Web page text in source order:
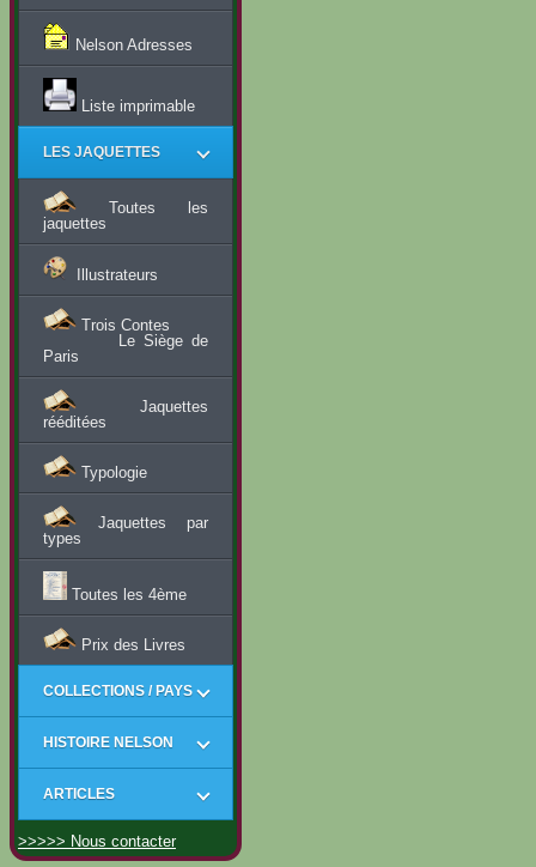
Nelson Adresses
Liste imprimable
LES JAQUETTES
Toutes les
jaquettes
Illustrateurs
Trois Contes
Le Siège de
Paris
Jaquettes
rééditées
Typologie
Jaquettes par
types
Toutes les 4ème
Prix des Livres
COLLECTIONS / PAYS
HISTOIRE NELSON
ARTICLES
>>>>> Nous contacter